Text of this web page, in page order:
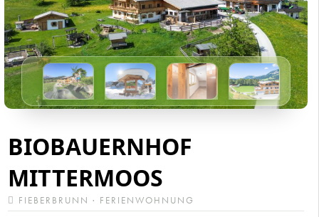
BIOBAUERNHOF
MITTERMOOS
FIEBERBRUNN · FERIENWOHNUNG